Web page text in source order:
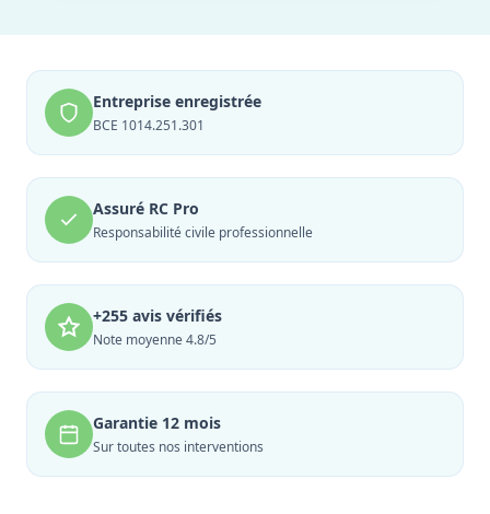
Entreprise enregistrée
BCE 1014.251.301
Assuré RC Pro
Responsabilité civile professionnelle
+255 avis vérifiés
Note moyenne 4.8/5
Garantie 12 mois
Sur toutes nos interventions